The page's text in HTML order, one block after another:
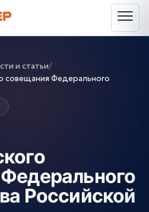
и статьи/
совещания Федерального
Российской